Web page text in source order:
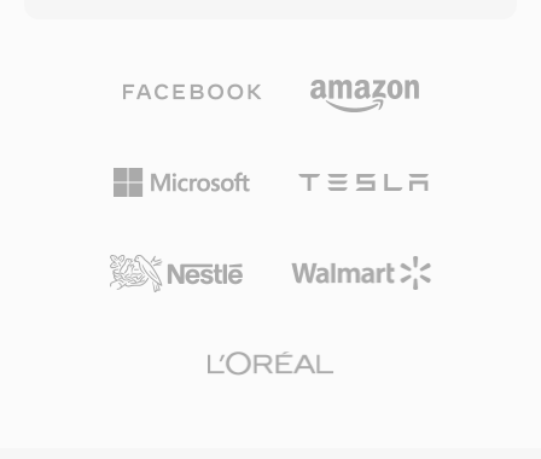
minimalizacji przerw w odtwarzaniu na
zawodnych polaczeniach. W szczytowym
setkach milionow komputerow, a nadawcy tacy
streamingu online. Trwalym wkladem
technicznym byla koncepcja adaptacyjnego
wplynela na pozniejsze standardy, takie jak
partycjonowania Rice&#039;a —
predykcji do silnej kompresji bez odrzucania
danych. Obslugiwane sa glebie bitowe do 32 i
przekraczajac wymagania nagran w wysokiej
odtwarzacze Blu-ray i praktycznie kazda